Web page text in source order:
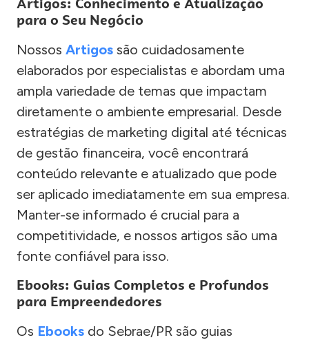
para o Seu Negócio
Nossos Artigos são cuidadosamente
elaborados por especialistas e abordam uma
ampla variedade de temas que impactam
diretamente o ambiente empresarial. Desde
estratégias de marketing digital até técnicas
de gestão financeira, você encontrará
conteúdo relevante e atualizado que pode
ser aplicado imediatamente em sua empresa.
Manter-se informado é crucial para a
competitividade, e nossos artigos são uma
fonte confiável para isso.
Ebooks: Guias Completos e Profundos
para Empreendedores
Os Ebooks do Sebrae/PR são guias